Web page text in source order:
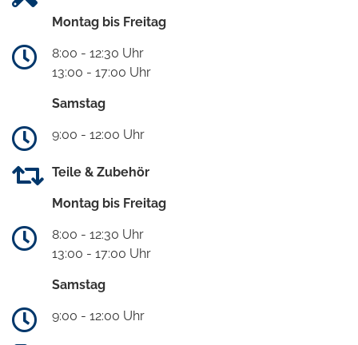
Montag bis Freitag
8:00 - 12:30 Uhr
13:00 - 17:00 Uhr
Samstag
9:00 - 12:00 Uhr
Teile & Zubehör
Montag bis Freitag
8:00 - 12:30 Uhr
13:00 - 17:00 Uhr
Samstag
9:00 - 12:00 Uhr